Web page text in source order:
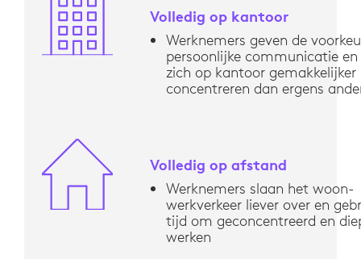
Volledig op kantoor
Werknemers geven de
persoonlijke communicatie
zich op kantoor gemakkelijker
concentreren dan ergens
Volledig op afstand
Werknemers slaan het woon-
werkverkeer liever over en
tijd om geconcentreerd en
werken